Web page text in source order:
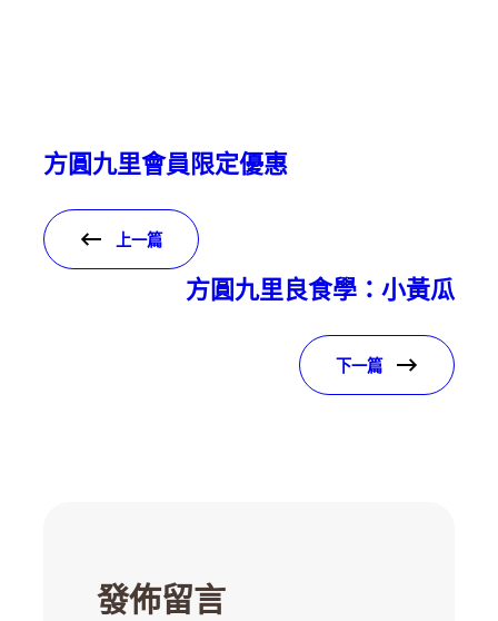
方圓九里會員限定優惠
上一篇
方圓九里良食學：小黃瓜
下一篇
發佈留言